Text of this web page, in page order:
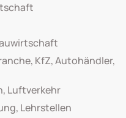
KfZ, Autohändler,
Luftverkehr
Lehrstellen